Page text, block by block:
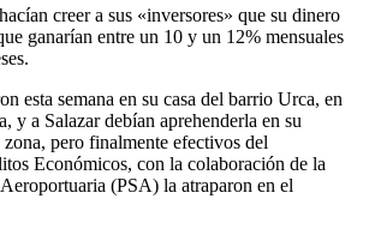
creer a sus «inversores» que su dinero
ganarían entre un 10 y un 12% mensuales
esta semana en su casa del barrio Urca, en
y a Salazar debían aprehenderla en su
pero finalmente efectivos del
Económicos, con la colaboración de la
(PSA) la atraparon en el